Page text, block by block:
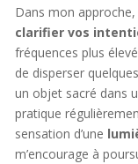
Dans mon
clarifier vos
fréquences plus
de disperser
un objet sacré dans
pratique
sensation d’une
m’encourage à